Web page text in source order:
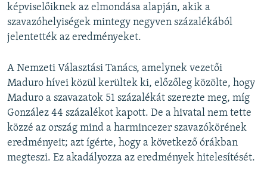
képviselőiknek az elmondása alapján, akik a
szavazóhelyiségek mintegy negyven százalékából
jelentették az eredményeket.
A Nemzeti Választási Tanács, amelynek vezetői
Maduro hívei közül kerültek ki, előzőleg közölte, hogy
Maduro a szavazatok 51 százalékát szerezte meg, míg
González 44 százalékot kapott. De a hivatal nem tette
közzé az ország mind a harmincezer szavazókörének
eredményeit; azt ígérte, hogy a következő órákban
megteszi. Ez akadályozza az eredmények hitelesítését.